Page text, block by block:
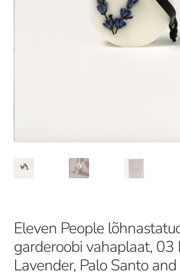
Eleven People
garderoobi vahaplaat, 03
Lavender, Palo Santo